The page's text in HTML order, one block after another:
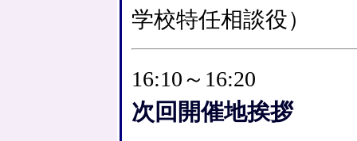
学校特任相談役）
16:10～16:20
次回開催地挨拶